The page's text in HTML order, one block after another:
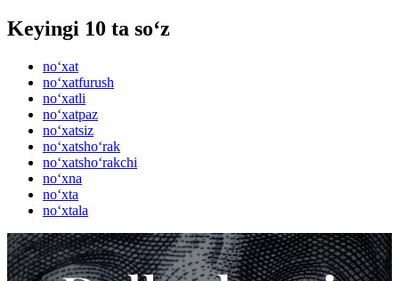
Keyingi 10 ta so‘z
no‘xat
no‘xatfurush
no‘xatli
no‘xatpaz
no‘xatsiz
no‘xatsho‘rak
no‘xatsho‘rakchi
no‘xna
no‘xta
no‘xtala